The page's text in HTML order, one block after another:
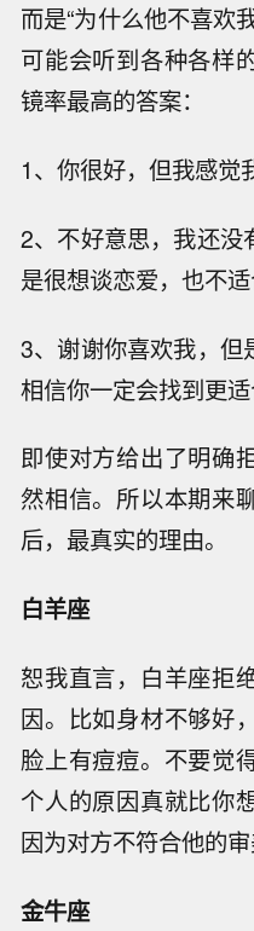
而是“为什么他不喜欢
可能会听到各种各样
镜率最高的答案：
1、你很好，但我感觉
2、不好意思，我还没
是很想谈恋爱，也不适
3、谢谢你喜欢我，但
相信你一定会找到更适
即使对方给出了明确
然相信。所以本期来
后，最真实的理由。
白羊座
恕我直言，白羊座拒
因。比如身材不够好
脸上有痘痘。不要觉
个人的原因真就比你
因为对方不符合他的审
金牛座